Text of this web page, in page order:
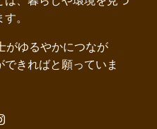
。
がゆるやかにつなが
きればと願っていま